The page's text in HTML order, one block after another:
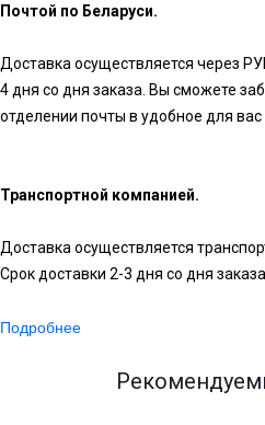
Почтой по Беларуси.
Доставка осуществляется через
4 дня со дня заказа. Вы сможете
отделении почты в удобное для вас
Транспортной компанией.
Доставка осуществляется
Срок доставки 2-3 дня со дня заказа.
Подробнее